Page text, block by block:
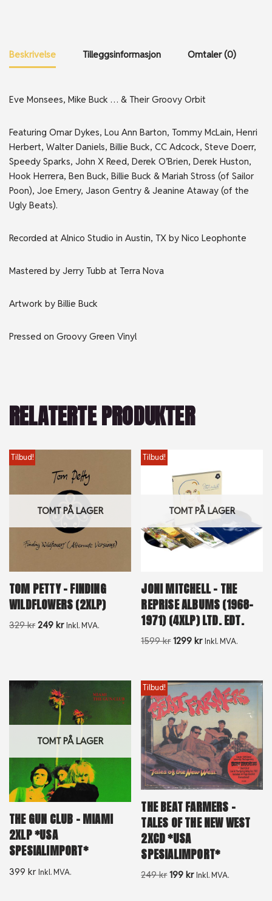
Beskrivelse Tilleggsinformasjon Omtaler (0)
Eve Monsees, Mike Buck … & Their Groovy Orbit
Featuring Omar Dykes, Lou Ann Barton, Tommy McLain, Henri
Herbert, Walter Daniels, Billie Buck, CC Adcock, Steve Doerr,
Speedy Sparks, John X Reed, Derek O’Brien, Derek Huston,
Hook Herrera, Ben Buck, Billie Buck & Mariah Stross (of Sailor
Poon), Joe Emery, Jason Gentry & Jeanine Ataway (of the
Ugly Beats).
Recorded at Alnico Studio in Austin, TX by Nico Leophonte
Mastered by Jerry Tubb at Terra Nova
Artwork by Billie Buck
Pressed on Groovy Green Vinyl
RELATERTE PRODUKTER
TOMT PÅ LAGER
Tilbud!
TOM PETTY – FINDING
WILDFLOWERS (2XLP)
329kr 249 kr Inkl. MVA.
TOMT PÅ LAGER
Tilbud!
JONI MITCHELL – THE
REPRISE ALBUMS (1968-
1971) (4XLP) LTD. EDT.
1599kr 1299 kr Inkl. MVA.
TOMT PÅ LAGER
THE GUN CLUB – MIAMI
2XLP *USA
SPESIALIMPORT*
399 kr Inkl. MVA.
Tilbud!
THE BEAT FARMERS –
TALES OF THE NEW WEST
2XCD *USA
SPESIALIMPORT*
249kr 199kr Inkl. MVA.